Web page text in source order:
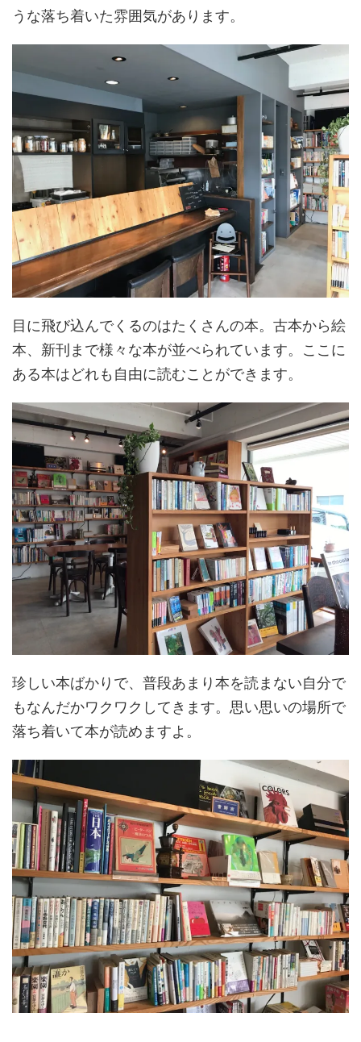
うな落ち着いた雰囲気があります。
目に飛び込んでくるのはたくさんの本。古本から絵
本、新刊まで様々な本が並べられています。ここに
ある本はどれも自由に読むことができます。
珍しい本ばかりで、普段あまり本を読まない自分で
もなんだかワクワクしてきます。思い思いの場所で
落ち着いて本が読めますよ。